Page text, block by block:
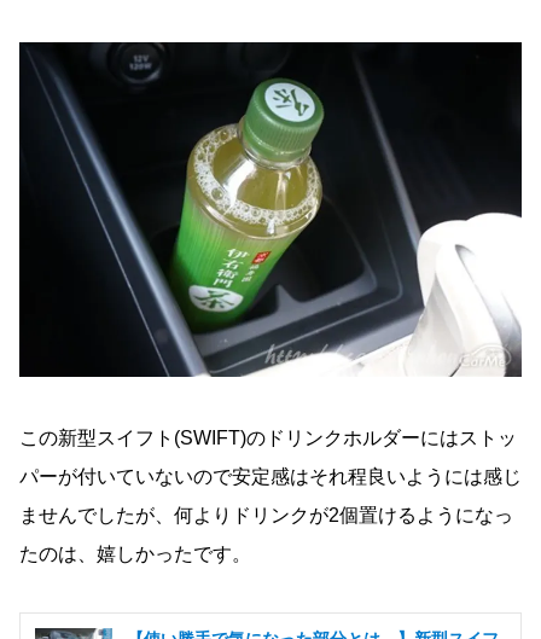
この新型スイフト(SWIFT)のドリンクホルダーにはストッ
パーが付いていないので安定感はそれ程良いようには感じ
ませんでしたが、何よりドリンクが2個置けるようになっ
たのは、嬉しかったです。